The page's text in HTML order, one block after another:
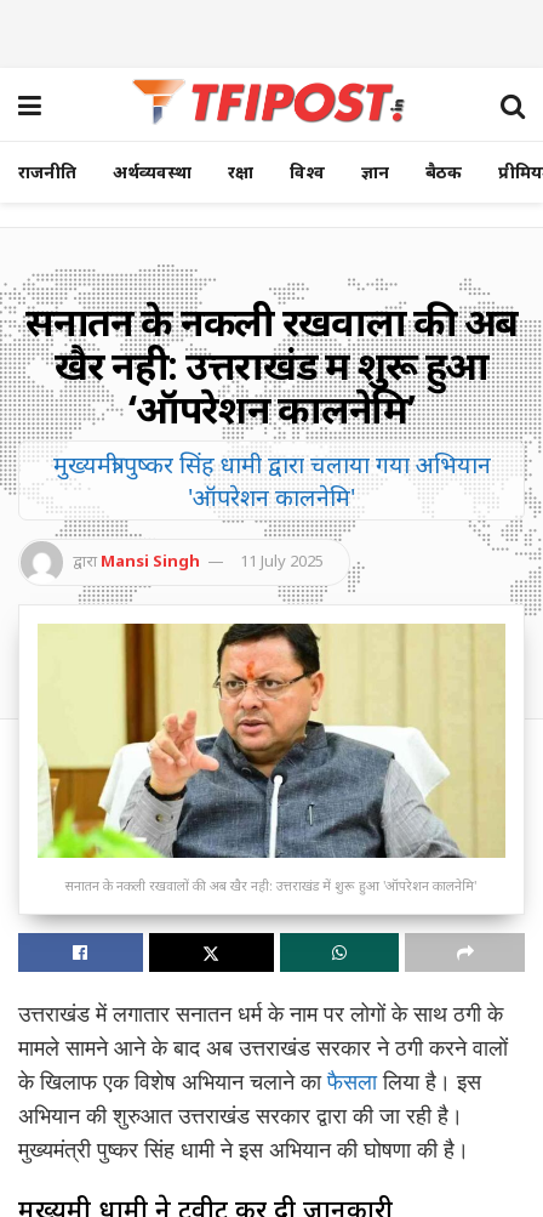
राजनीति अर्थव्यवस्था रक्षा विश्व ज्ञान बैठक
सनातन के नकली रखवालों की अब
खैर नही: उत्तराखंड में शुरू हुआ
‘ऑपरेशन कालनेमि’
मुख्यमंत्री पुष्कर सिंह धामी द्वारा चलाया गया अभियान
'ऑपरेशन कालनेमि'
द्वारा Mansi Singh 11 July 2025
सनातन के नकली रखवालों की अब खैर नही: उत्तराखंड में शुरू हुआ 'ऑपरेशन कालनेमि'
उत्तराखंड में लगातार सनातन धर्म के नाम पर लोगों के साथ ठगी के
मामले सामने आने के बाद अब उत्तराखंड सरकार ने ठगी करने वालों
के खिलाफ एक विशेष अभियान चलाने काफैसलालिया है। इस
अभियान की शुरुआत उत्तराखंड सरकार द्वारा की जा रही है।
मुख्यमंत्री पुष्कर सिंह धामी ने इस अभियान की घोषणा की है।
मुख्यमंत्री धामी ने ट्वीट कर दी जानकारी